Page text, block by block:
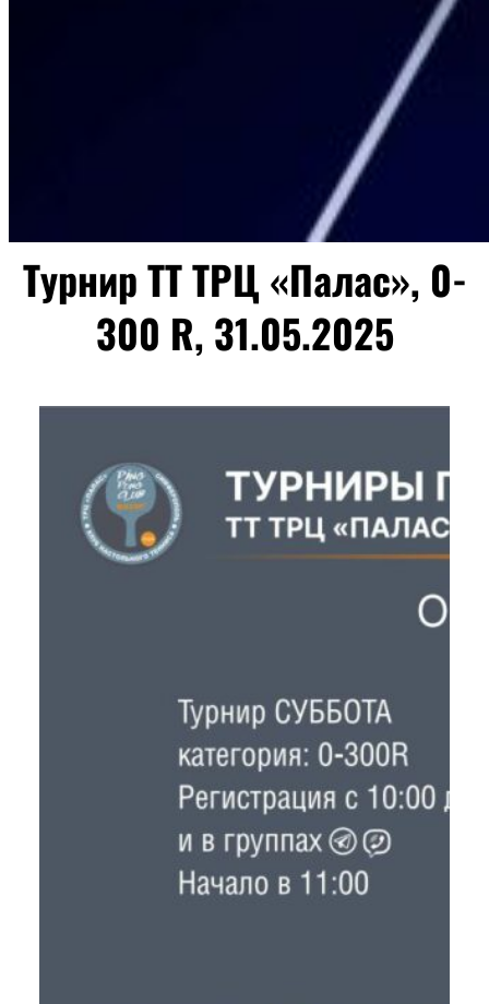
Турнир ТТ ТРЦ «Палас», 0-
300 R, 31.05.2025